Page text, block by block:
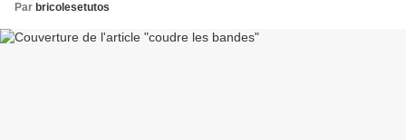
Par bricolesetutos